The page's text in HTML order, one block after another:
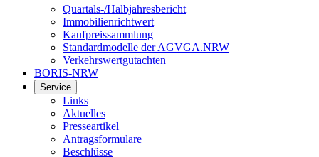
Quartals-/Halbjahresbericht
Immobilienrichtwert
Kaufpreissammlung
Standardmodelle der AGVGA.NRW
Verkehrswertgutachten
BORIS-NRW
Service
Links
Aktuelles
Presseartikel
Antragsformulare
Beschlüsse